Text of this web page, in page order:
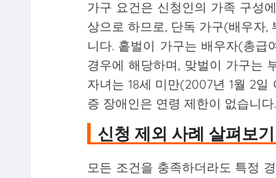
가구 요건은 신청인의 가족 구성
상으로 하므로, 단독 가구(배우자
니다. 홑벌이 가구는 배우자(총
경우에 해당하며, 맞벌이 가구는
자녀는 18세 미만(2007년 1월 2
증 장애인은 연령 제한이 없습니다.
신청 제외 사례 살펴보기
모든 조건을 충족하더라도 특정